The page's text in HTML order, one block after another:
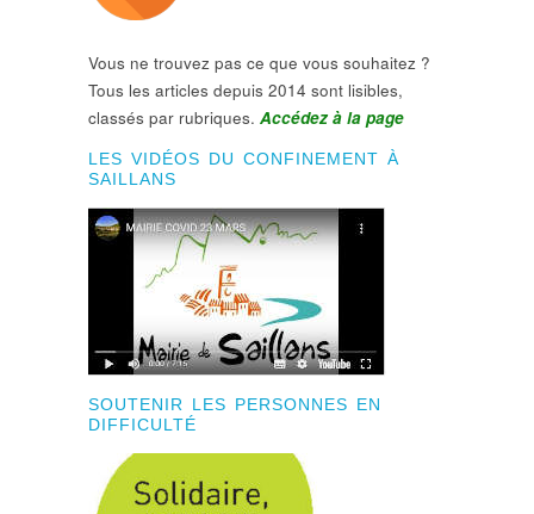
Vous ne trouvez pas ce que vous souhaitez ?
Tous les articles depuis 2014 sont lisibles,
classés par rubriques. Accédez à la page
LES VIDÉOS DU CONFINEMENT À
SAILLANS
SOUTENIR LES PERSONNES EN
DIFFICULTÉ